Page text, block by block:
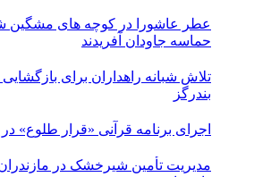
عطر عاشورا در کوچه های مشگین
حماسه جاودان آفریدند
تلاش شبانه راهداران برای
بندرگز
اجرای برنامه قرآنی «قرار طلوع»